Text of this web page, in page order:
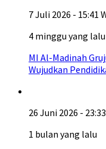
7 Juli 2026 - 15:41
4 minggu yang lalu
MI Al-Madinah
Wujudkan
26 Juni 2026 -
1 bulan yang lalu